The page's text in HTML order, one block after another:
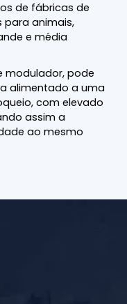
de fábricas de
animais,
e média
modulador, pode
alimentado a uma
com elevado
assim a
ao mesmo